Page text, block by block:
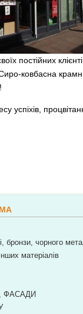
постійних
ковбасна
успіхів,
бронзи, чорного
матеріалів
ФАСАДИ